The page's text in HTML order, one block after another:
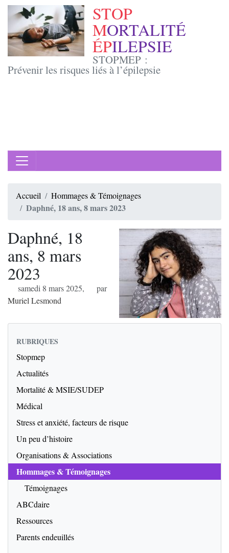
STOP
MORTALITÉ
ÉPILEPSIE
STOPMEP :
Prévenir les risques liés à l’épilepsie
Accueil Hommages & Témoignages
Daphné, 18 ans, 8 mars 2023
Daphné, 18
ans, 8 mars
2023
samedi 8 mars 2025,
par
Muriel Lesmond
RUBRIQUES
Stopmep
Actualités
Mortalité & MSIE/SUDEP
Médical
Stress et anxiété, facteurs de risque
Un peu d’histoire
Organisations & Associations
Hommages & Témoignages
Témoignages
ABCdaire
Ressources
Parents endeuillés